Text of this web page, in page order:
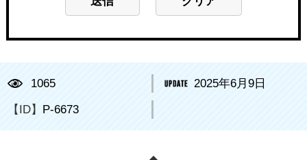
1065 2025年6月9日
【ID】 P-6673